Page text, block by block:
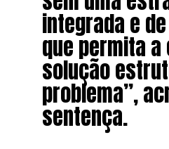
integrada e
que permita
solução
problema”,
sentença.